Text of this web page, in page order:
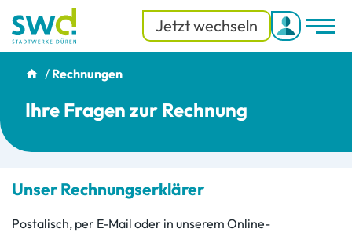
Jetzt wechseln
/ Rechnungen
Ihre Fragen zur Rechnung
Unser Rechnungserklärer
Postalisch, per E-Mail oder in unserem Online-